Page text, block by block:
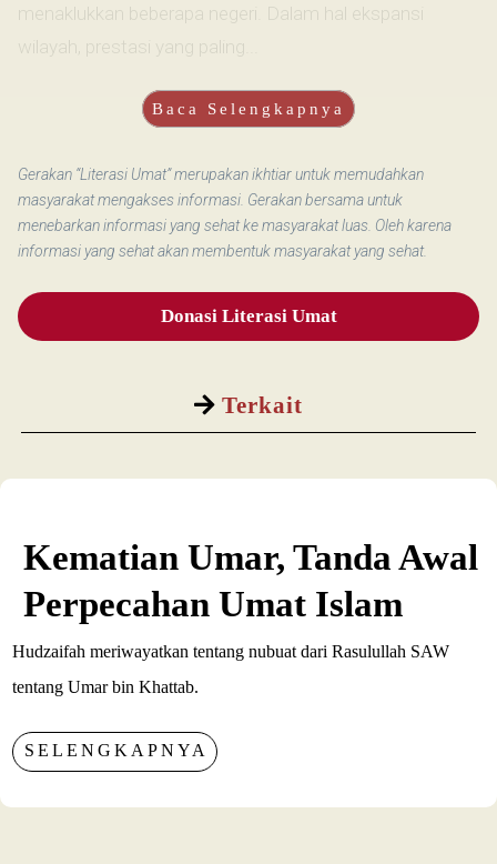
Terkait
menaklukkan beberapa negeri. Dalam hal ekspansi
wilayah, prestasi yang paling...
Baca Selengkapnya
Gerakan “Literasi Umat” merupakan ikhtiar untuk memudahkan
masyarakat mengakses informasi. Gerakan bersama untuk
menebarkan informasi yang sehat ke masyarakat luas. Oleh karena
informasi yang sehat akan membentuk masyarakat yang sehat.
Donasi Literasi Umat
Kematian Umar, Tanda Awal
Perpecahan Umat Islam
Hudzaifah meriwayatkan tentang nubuat dari Rasulullah SAW
tentang Umar bin Khattab.
SELENGKAPNYA